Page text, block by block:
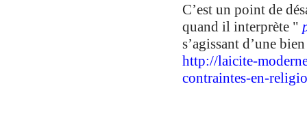
C’est un point de
quand il interprète "
s’agissant d’une
http://laicite-
contraintes-en-